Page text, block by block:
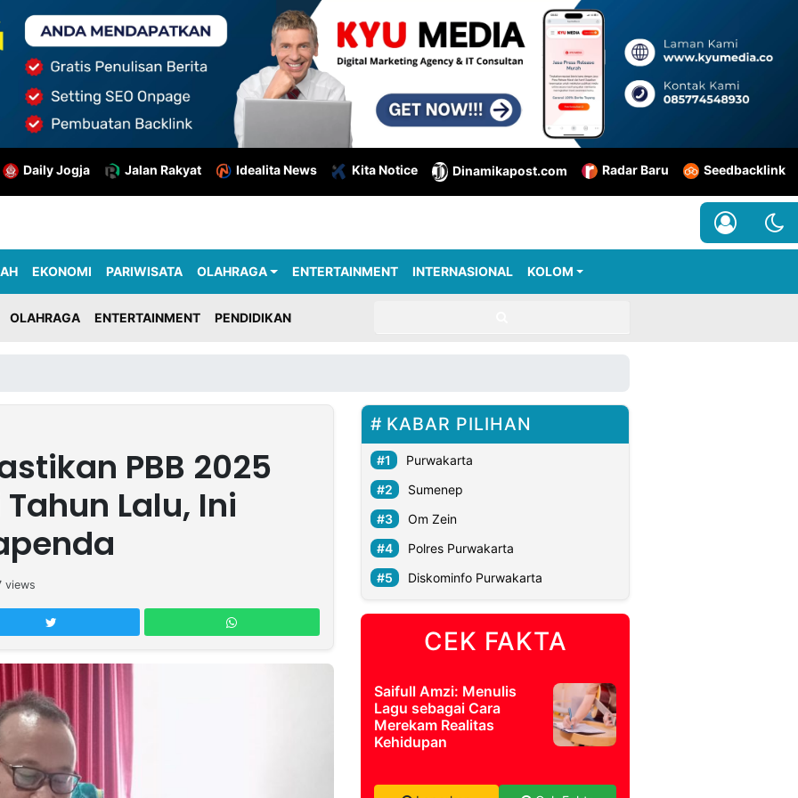
Daily Jogja Jalan Rakyat Idealita News Kita Notice Dinamikapost.com Radar Baru Seedbacklink
EKONOMI PARIWISATA OLAHRAGA ENTERTAINMENT INTERNASIONAL KOLOM
OLAHRAGA ENTERTAINMENT PENDIDIKAN
PBB 2025
Lalu, Ini
views
KABAR PILIHAN
Purwakarta
Sumenep
Om Zein
Polres Purwakarta
Diskominfo Purwakarta
CEK FAKTA
Saifull Amzi: Menulis
Lagu sebagai Cara
Merekam Realitas
Kehidupan